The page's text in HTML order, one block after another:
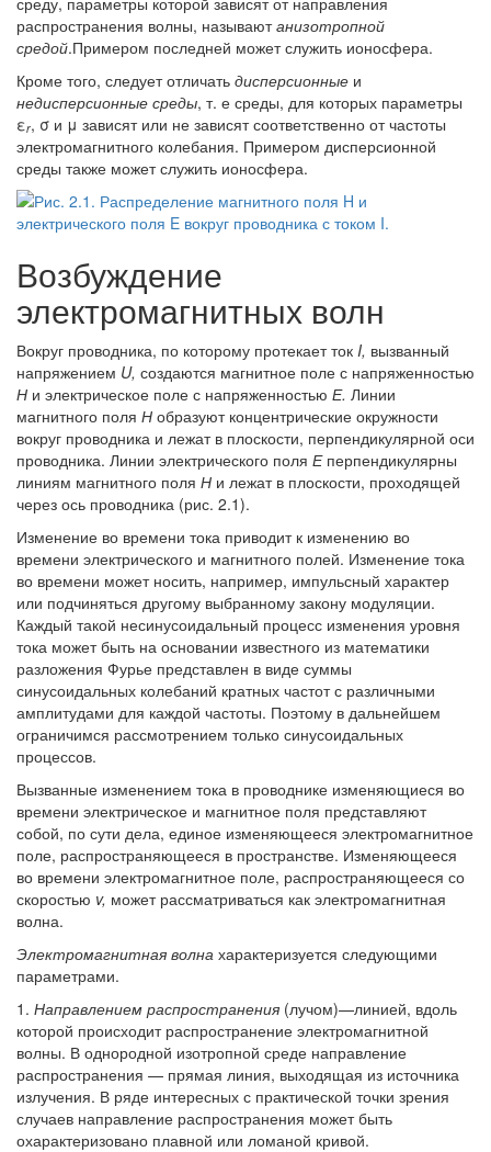
распространения волны, называютанизотропной
средой.Примером последней может служить ионосфера.
Кроме того, следует отличать дисперсионные и
недисперсионные среды, т. е среды, для которых параметры
εr, σ и μ зависят или не зависят соответственно от частоты
электромагнитного колебания. Примером дисперсионной
среды также может служить ионосфера.
Возбуждение
электромагнитных волн
Вокруг проводника, по которому протекает ток I, вызванный
напряжением U, создаются магнитное поле с напряженностью
Н и электрическое поле с напряженностью Е. Линии
магнитного поля Н образуют концентрические окружности
вокруг проводника и лежат в плоскости, перпендикулярной оси
проводника. Линии электрического поля Еперпендикулярны
линиям магнитного поля Н и лежат в плоскости, проходящей
через ось проводника (рис. 2.1).
Изменение во времени тока приводит к изменению во
времени электрического и магнитного полей. Изменение тока
во времени может носить, например, импульсный характер
или подчиняться другому выбранному закону модуляции.
Каждый такой несинусоидальный процесс изменения уровня
тока может быть на основании известного из математики
разложения Фурье представлен в виде суммы
синусоидальных колебаний кратных частот с различными
амплитудами для каждой частоты. Поэтому в дальнейшем
ограничимся рассмотрением только синусоидальных
процессов.
Вызванные изменением тока в проводнике изменяющиеся во
времени электрическое и магнитное поля представляют
собой, по сути дела, единое изменяющееся электромагнитное
поле, распространяющееся в пространстве. Изменяющееся
во времени электромагнитное поле, распространяющееся со
скоростью v, может рассматриваться как электромагнитная
волна.
Электромагнитная волна характеризуется следующими
параметрами.
1. Направлением распространения (лучом)—линией, вдоль
которой происходит распространение электромагнитной
волны. В однородной изотропной среде направление
распространения — прямая линия, выходящая из источника
излучения. В ряде интересных с практической точки зрения
случаев направление распространения может быть
охарактеризовано плавной или ломаной кривой.